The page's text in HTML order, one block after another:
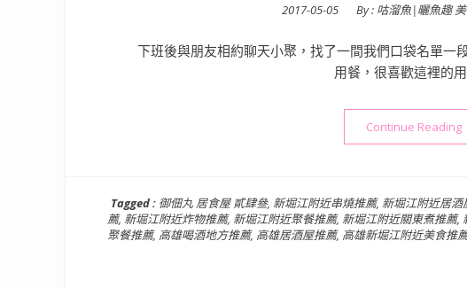
Posted
2017-05-05 By : 咕溜魚|曬魚趣
下班後與朋友相約聊天小聚，找了一間我們口袋名單一
用餐，很喜歡這裡的
Continue Reading
Tagged : 御佃丸 居食屋 貳肆叄, 新堀江附近串燒推薦, 新堀江附近居酒
薦, 新堀江附近炸物推薦, 新堀江附近聚餐推薦, 新堀江附近關東煮推薦,
聚餐推薦, 高雄喝酒地方推薦, 高雄居酒屋推薦, 高雄新堀江附近美食推